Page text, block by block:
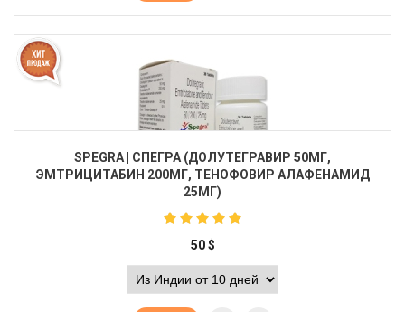
SPEGRA | СПЕГРА (ДОЛУТЕГРАВИР 50МГ,
ЭМТРИЦИТАБИН 200МГ, ТЕНОФОВИР АЛАФЕНАМИД
25МГ)
50 $